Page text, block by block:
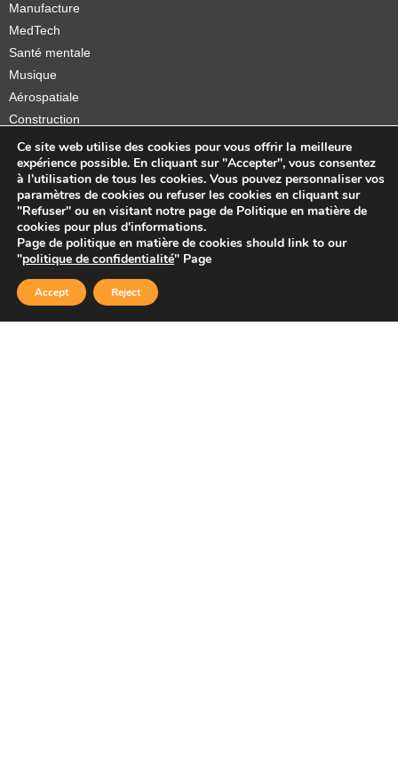
Manufacture
MedTech
Santé mentale
Musique
Aérospatiale
Construction
Orthèses et prothèses
Startups
Copyright © 2026 Sidekick Interactive Inc.
Ce site web utilise des cookies pour vous offrir la meilleure
expérience possible. En cliquant sur "Accepter", vous consentez
à l'utilisation de tous les cookies. Vous pouvez personnaliser vos
paramètres de cookies ou refuser les cookies en cliquant sur
"Refuser" ou en visitant notre page de Politique en matière de
cookies pour plus d'informations.
Page de politique en matière de cookies should link to our
"politique de confidentialité" Page
Accept Reject